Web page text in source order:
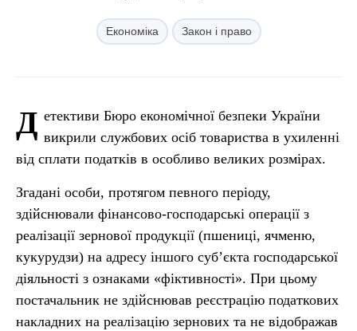
Економіка Закон і право
Д етективи Бюро економічної безпеки України
викрили службових осіб товариства в ухиленні
від сплати податків в особливо великих розмірах.
Згадані особи, протягом певного періоду,
здійснювали фінансово-господарські операції з
реалізації зернової продукції (пшениці, ячменю,
кукурудзи) на адресу іншого суб’єкта господарської
діяльності з ознаками «фіктивності». При цьому
постачальник не здійснював реєстрацію податкових
накладних на реалізацію зернових та не відображав